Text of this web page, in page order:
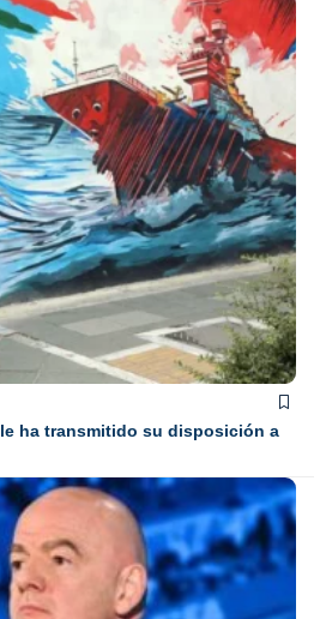
le ha transmitido su disposición a